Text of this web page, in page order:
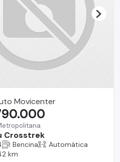
Movicenter
Crosstrek
Bencina
Automática
km